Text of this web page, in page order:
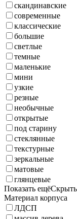
скандинавские
современные
классические
большие
светлые
темные
маленькие
мини
узкие
резные
необычные
открытые
под старину
стеклянные
текстурные
зеркальные
матовые
глянцевые
Показать ещёСкрыть
Материал корпуса
ЛДСП